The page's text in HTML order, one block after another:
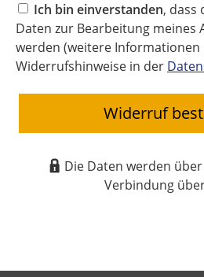
Ich bin einverstanden, dass
Daten zur Bearbeitung meines
werden (weitere Informationen
Widerrufshinweise in der
Widerruf
Die Daten werden über
Verbindung